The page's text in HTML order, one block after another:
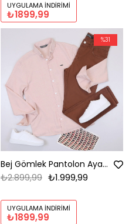
UYGULAMA İNDIRIMI
₺1899,99
Bej Gömlek Pantolon Ayakkabı Kombin
₺1.999,99
₺2.899,99
UYGULAMA İNDIRIMI
₺1899,99
%31